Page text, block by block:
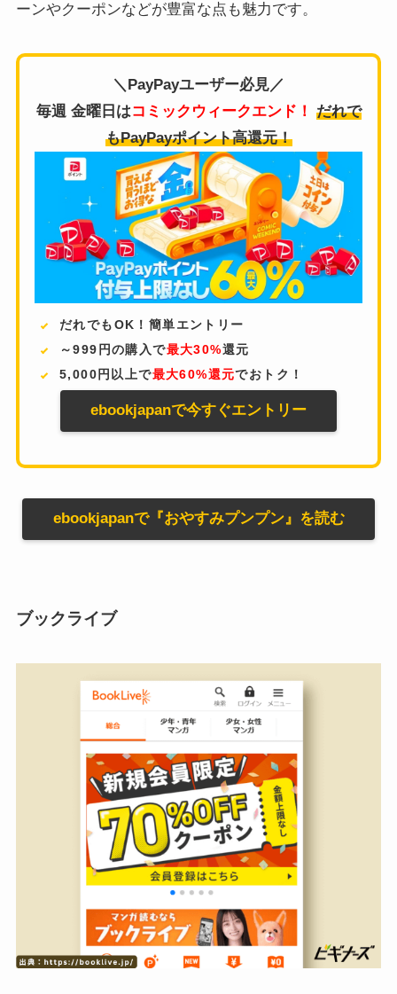
ーンやクーポンなどが豊富な点も魅力です。
＼PayPayユーザー必見／
毎週 金曜日はコミックウィークエンド！ だれで
もPayPayポイント高還元！
だれでもOK！簡単エントリー
～999円の購入で最大30%還元
5,000円以上で最大60%還元でおトク！
ebookjapanで今すぐエントリー
ebookjapanで『おやすみプンプン』を読む
ブックライブ